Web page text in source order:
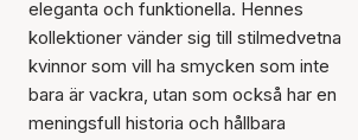
eleganta och funktionella. Hennes
kollektioner vänder sig till stilmedvetna
kvinnor som vill ha smycken som inte
bara är vackra, utan som också har en
meningsfull historia och hållbara